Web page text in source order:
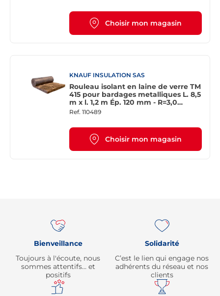
Choisir mon magasin
KNAUF INSULATION SAS
Rouleau isolant en laine de verre TM
415 pour bardages metalliques L. 8,5
m x l. 1,2 m Ép. 120 mm - R=3,0
m².K/W
Ref. 110489
Choisir mon magasin
Bienveillance
Toujours à l'écoute, nous
sommes attentifs… et
positifs
Solidarité
C’est le lien qui engage nos
adhérents du réseau et nos
clients